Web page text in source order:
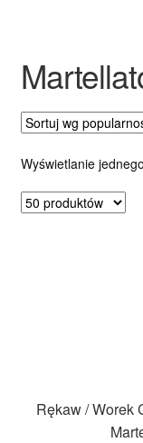
Wyprzedaż
Nowości
Wyświetlanie
Rękaw / Worek